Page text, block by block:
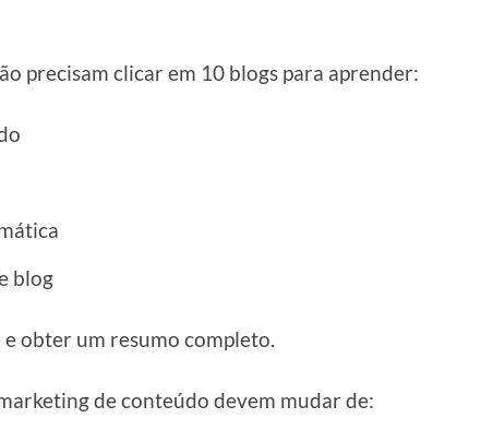
precisam clicar em 10 blogs para aprender:
blog
obter um resumo completo.
de conteúdo devem mudar de: